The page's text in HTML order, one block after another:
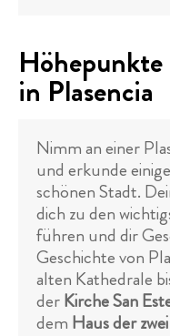
in Plasencia
Nimm an einer
und erkunde
schönen Stadt.
dich zu den
führen und dir
Geschichte von
alten Kathedrale
derKirche San
dem Haus der